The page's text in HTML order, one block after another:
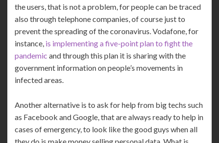
the users, that is not a problem, for people can be traced
also through telephone companies, of course just to
prevent the spreading of the coronavirus. Vodafone, for
instance, is implementing a five-point plan to fight the
pandemic and through this plan it is sharing with the
government information on people’s movements in
infected areas.
Another alternative is to ask for help from big techs such
as Facebook and Google, that are always ready to help in
cases of emergency, to look like the good guys when all